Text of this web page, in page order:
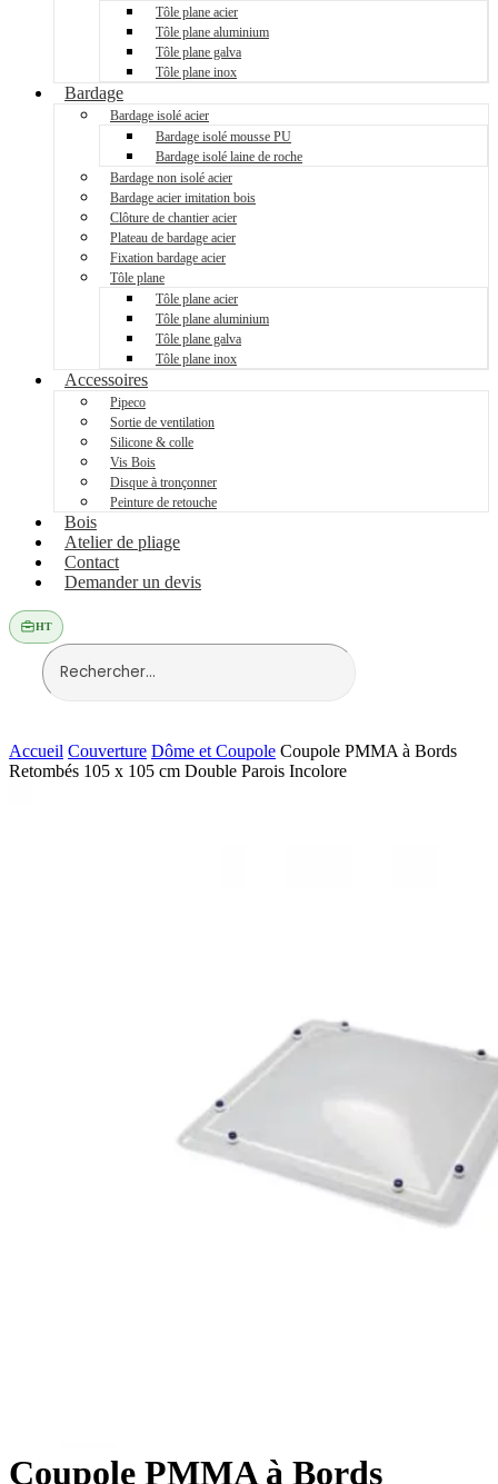
Tôle plane acier
Tôle plane aluminium
Tôle plane galva
Tôle plane inox
Bardage
Bardage isolé acier
Bardage isolé mousse PU
Bardage isolé laine de roche
Bardage non isolé acier
Bardage acier imitation bois
Clôture de chantier acier
Plateau de bardage acier
Fixation bardage acier
Tôle plane
Tôle plane acier
Tôle plane aluminium
Tôle plane galva
Tôle plane inox
Accessoires
Pipeco
Sortie de ventilation
Silicone & colle
Vis Bois
Disque à tronçonner
Peinture de retouche
Bois
Atelier de pliage
Contact
Demander un devis
HT
Accueil Couverture Dôme et Coupole Coupole PMMA à Bords
Retombés 105 x 105 cm Double Parois Incolore
Coupole PMMA à Bords